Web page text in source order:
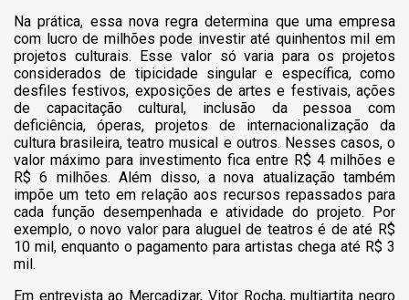
Na prática, essa nova regra determina que uma empresa
com lucro de milhões pode investir até quinhentos mil em
projetos culturais. Esse valor só varia para os projetos
considerados de tipicidade singular e específica, como
desfiles festivos, exposições de artes e festivais, ações
de capacitação cultural, inclusão da pessoa com
deficiência, óperas, projetos de internacionalização da
cultura brasileira, teatro musical e outros. Nesses casos, o
valor máximo para investimento fica entre R$ 4 milhões e
R$ 6 milhões. Além disso, a nova atualização também
impõe um teto em relação aos recursos repassados para
cada função desempenhada e atividade do projeto. Por
exemplo, o novo valor para aluguel de teatros é de até R$
10 mil, enquanto o pagamento para artistas chega até R$ 3
mil.
Em entrevista ao Mercadizar, Vitor Rocha, multiartita negro